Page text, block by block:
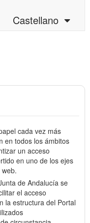
Castellano
cada vez más
en todos los ámbitos
un acceso
en uno de los ejes
de Andalucía se
el acceso
la estructura del Portal